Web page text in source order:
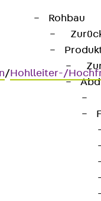
Rohbau
/Hohlleiter-/
an